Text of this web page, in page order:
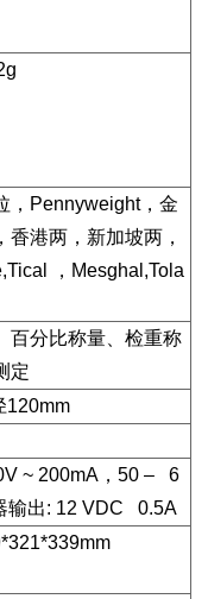
，Pennyweight，金
港两，新加坡两，
，Mesghal,Tola
百分比称量、检重称
定
120mm
~ 200mA，50 – 6
输出: 12 VDC 0.5A